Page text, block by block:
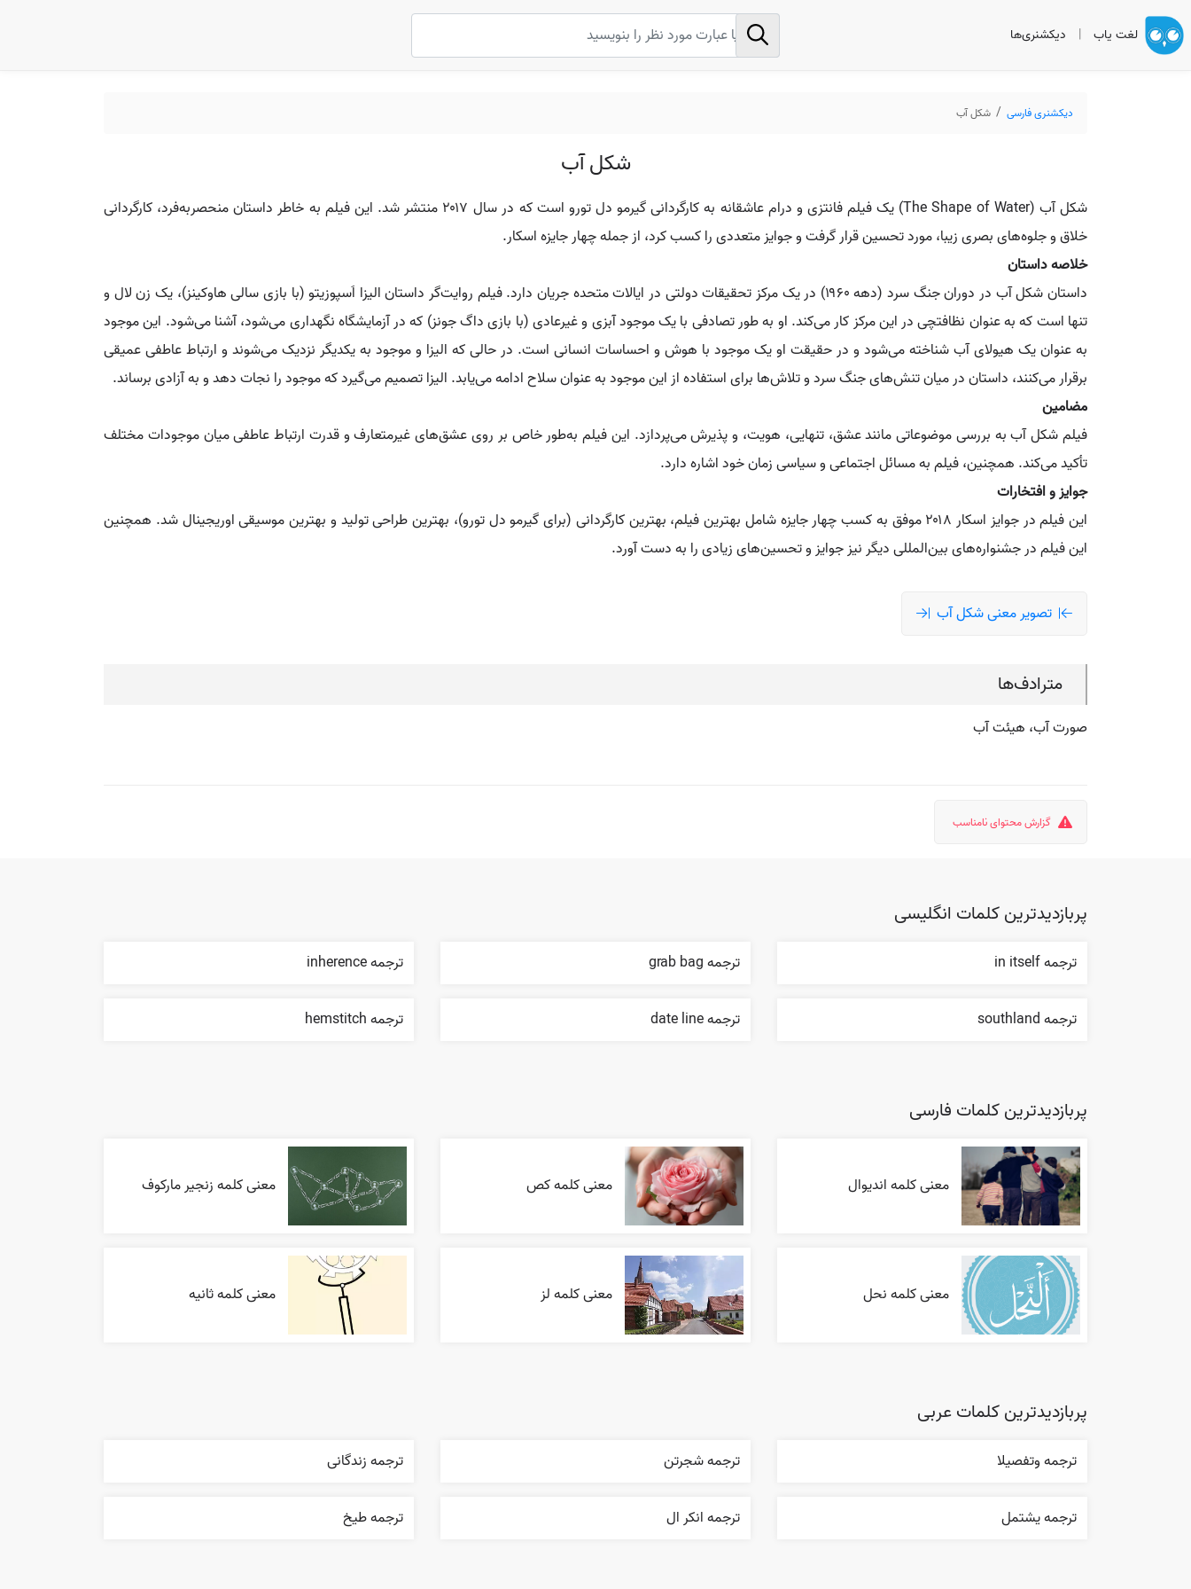
لغت یاب | دیکشنری‌ها
دیکشنری فارسی شکل آب
شکل آب
شکل آب (The Shape of Water) یک فیلم فانتزی و درام عاشقانه به کارگردانی گیرمو دل تورو است که در سال ۲۰۱۷ منتشر شد. این فیلم به خاطر داستان منحصربه‌فرد، کارگردانی
خلاق و جلوه‌های بصری زیبا، مورد تحسین قرار گرفت و جوایز متعددی را کسب کرد، از جمله چهار جایزه اسکار.
خلاصه داستان
داستان شکل آب در دوران جنگ سرد (دهه ۱۹۶۰) در یک مرکز تحقیقات دولتی در ایالات متحده جریان دارد. فیلم روایت‌گر داستان الیزا اَسپوزیتو (با بازی سالی هاوکینز)، یک زن لال و
تنها است که به عنوان نظافتچی در این مرکز کار می‌کند. او به طور تصادفی با یک موجود آبزی و غیرعادی (با بازی داگ جونز) که در آزمایشگاه نگهداری می‌شود، آشنا می‌شود. این موجود
به عنوان یک هیولای آب شناخته می‌شود و در حقیقت او یک موجود با هوش و احساسات انسانی است. در حالی که الیزا و موجود به یکدیگر نزدیک می‌شوند و ارتباط عاطفی عمیقی
برقرار می‌کنند، داستان در میان تنش‌های جنگ سرد و تلاش‌ها برای استفاده از این موجود به عنوان سلاح ادامه می‌یابد. الیزا تصمیم می‌گیرد که موجود را نجات دهد و به آزادی برساند.
مضامین
فیلم شکل آب به بررسی موضوعاتی مانند عشق، تنهایی، هویت، و پذیرش می‌پردازد. این فیلم به‌طور خاص بر روی عشق‌های غیرمتعارف و قدرت ارتباط عاطفی میان موجودات مختلف
تأکید می‌کند. همچنین، فیلم به مسائل اجتماعی و سیاسی زمان خود اشاره دارد.
جوایز و افتخارات
این فیلم در جوایز اسکار ۲۰۱۸ موفق به کسب چهار جایزه شامل بهترین فیلم، بهترین کارگردانی (برای گیرمو دل تورو)، بهترین طراحی تولید و بهترین موسیقی اوریجینال شد. همچنین
این فیلم در جشنواره‌های بین‌المللی دیگر نیز جوایز و تحسین‌های زیادی را به دست آورد.
تصویر معنی شکل آب
مترادف‌ها
صورت آب، هیئت آب
گزارش محتوای نامناسب
پربازدیدترین کلمات انگلیسی
ترجمه in itself ترجمه grab bag ترجمه inherence
ترجمه southland ترجمه date line ترجمه hemstitch
پربازدیدترین کلمات فارسی
معنی کلمه اندیوال معنی کلمه کص معنی کلمه زنجیر مارکوف
معنی کلمه نحل معنی کلمه لز معنی کلمه ثانیه
پربازدیدترین کلمات عربی
ترجمه وتفصيلا ترجمه شجرتن ترجمه زندگانی
ترجمه يشتمل ترجمه انکر ال ترجمه طيخ